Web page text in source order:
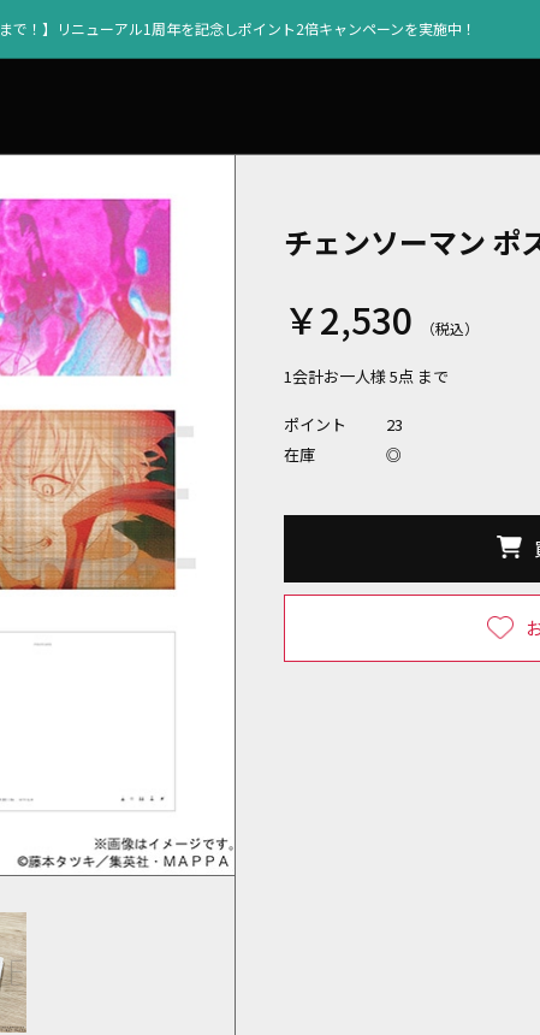
まで！】リニューアル1周年を記念しポイント2倍キャンペーンを実施中！
チェンソーマン ポ
￥2,530
1会計お一人様 5点 まで
ポイント
23
在庫
◎